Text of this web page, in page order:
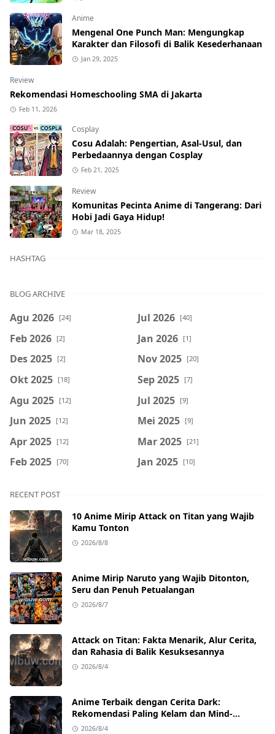
Anime
Mengenal One Punch Man: Mengungkap
Karakter dan Filosofi di Balik Kesederhanaan
Jan 29, 2025
Review
Rekomendasi Homeschooling SMA di Jakarta
Feb 11, 2026
Cosplay
Cosu Adalah: Pengertian, Asal-Usul, dan
Perbedaannya dengan Cosplay
Feb 21, 2025
Review
Komunitas Pecinta Anime di Tangerang: Dari
Hobi Jadi Gaya Hidup!
Mar 18, 2025
HASHTAG
BLOG ARCHIVE
Agu 2026 [24] Jul 2026 [40]
Feb 2026 [2] Jan 2026 [1]
Des 2025 [2] Nov 2025 [20]
Okt 2025 [18] Sep 2025 [7]
Agu 2025 [12] Jul 2025 [9]
Jun 2025 [12] Mei 2025 [9]
Apr 2025 [12] Mar 2025 [21]
Feb 2025 [70] Jan 2025 [10]
RECENT POST
10 Anime Mirip Attack on Titan yang Wajib
Kamu Tonton
2026/8/8
Anime Mirip Naruto yang Wajib Ditonton,
Seru dan Penuh Petualangan
2026/8/7
Attack on Titan: Fakta Menarik, Alur Cerita,
dan Rahasia di Balik Kesuksesannya
2026/8/4
Anime Terbaik dengan Cerita Dark:
Rekomendasi Paling Kelam dan Mind-
Blowing
2026/8/4